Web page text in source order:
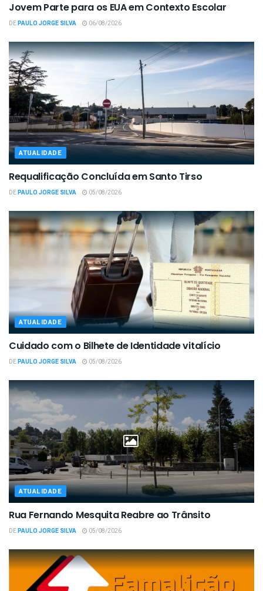
Jovem Parte para os EUA em Contexto Escolar
DEPAULO JORGE SILVA 06/08/2026
ATUALIDADE
Requalificação Concluída em Santo Tirso
DEPAULO JORGE SILVA 05/08/2026
ATUALIDADE
Cuidado com o Bilhete de Identidade vitalício
DEPAULO JORGE SILVA 05/08/2026
ATUALIDADE
Rua Fernando Mesquita Reabre ao Trânsito
DEPAULO JORGE SILVA 05/08/2026